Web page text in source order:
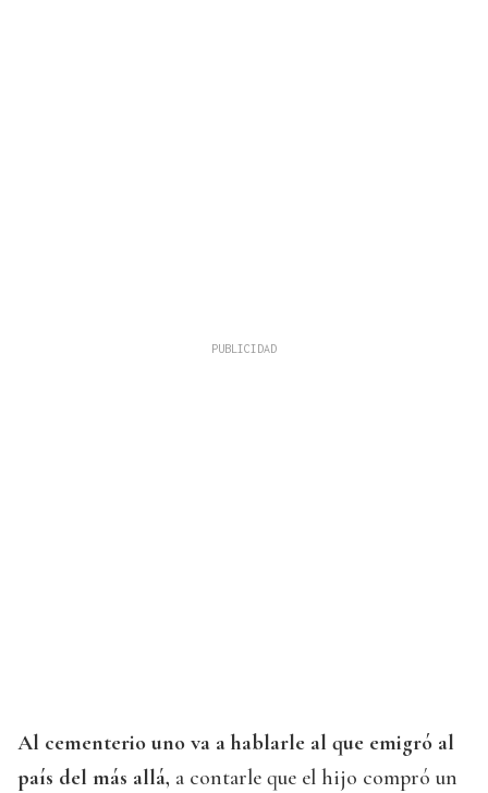
Al cementerio uno va a hablarle al que emigró al
país del más allá, a contarle que el hijo compró un